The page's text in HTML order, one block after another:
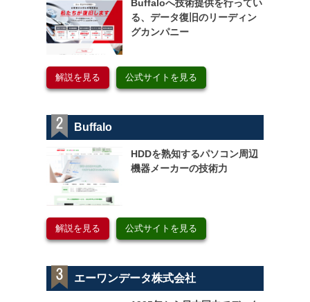
Buffaloへ技術提供を行ってい
る、データ復旧のリーディン
グカンパニー
解説を見る 公式サイトを見る
Buffalo
HDDを熟知するパソコン周辺
機器メーカーの技術力
解説を見る 公式サイトを見る
エーワンデータ株式会社